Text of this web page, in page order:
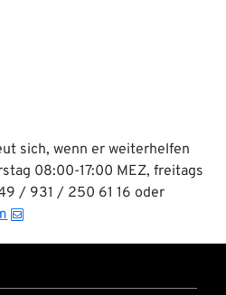
sich, wenn er weiterhelfen
08:00-17:00 MEZ, freitags
/ 931 / 250 61 16 oder